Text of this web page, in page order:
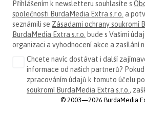
Přihlášením k newsletteru souhlasíte s
společnosti BurdaMedia Extra s.r.o. a
seznámili se Zásadami ochrany soukromí
BurdaMedia Extra s.r.o. bude s Vašimi
organizaci a vyhodnocení akce a zasílání
Chcete navíc dostávat i další
informace od našich partnerů?
zpracováním údajů k tomuto účelu
soukromí BurdaMedia Extra s.r.o.,
© 2003—2026 BurdaMedia